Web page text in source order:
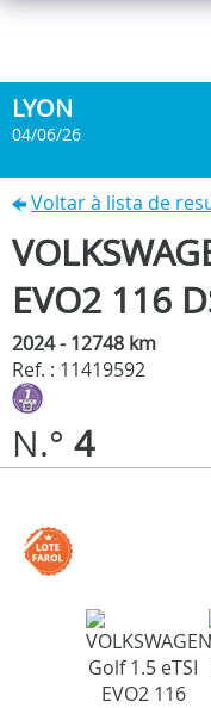
LYON
04/06/26
Voltar à lista de
EVO2 116
2024 - 12748 km
Ref. : 11419592
N.° 4